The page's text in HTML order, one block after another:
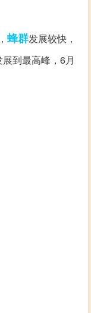
蜂群发展较快，
到最高峰，6月